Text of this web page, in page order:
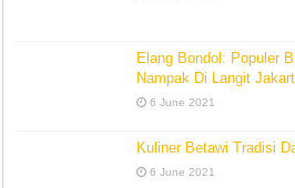
Elang Bondol: Populer
Nampak Di Langit
6 June 2021
Kuliner Betawi Tradisi
6 June 2021